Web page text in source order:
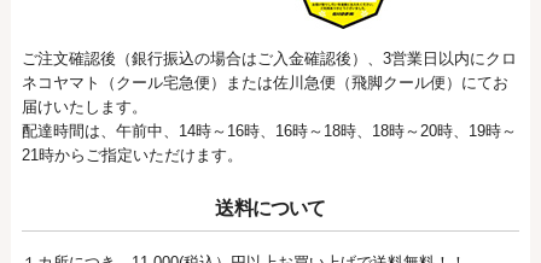
ご注文確認後（銀行振込の場合はご入金確認後）、3営業日以内にクロ
ネコヤマト（クール宅急便）または佐川急便（飛脚クール便）にてお
届けいたします。
配達時間は、午前中、14時～16時、16時～18時、18時～20時、19時～
21時からご指定いただけます。
送料について